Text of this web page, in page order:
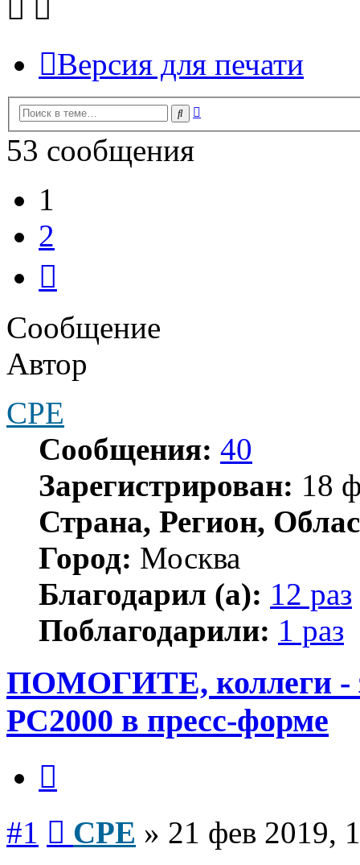
Версия для печати
Поиск
53 сообщения
1
2
Сообщение
Автор
CPE
Сообщения: 40
Зарегистрирован: 18
Страна, Регион,
Город: Москва
Благодарил (а): 12 раз
Поблагодарили: 1 раз
ПОМОГИТЕ, коллеги -
PC2000 в пресс-форме
#1 CPE » 21 фев 2019,